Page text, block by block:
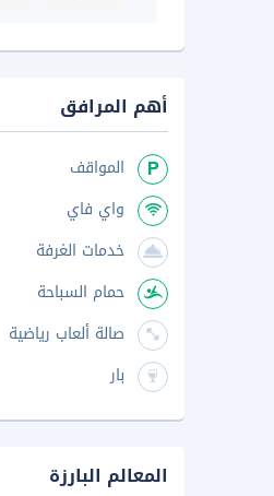
أهم المرافق
المواقف
واي فاي
خدمات الغرفة
حمام السباحة
صالة ألعاب رياضية
بار
المعالم البارزة